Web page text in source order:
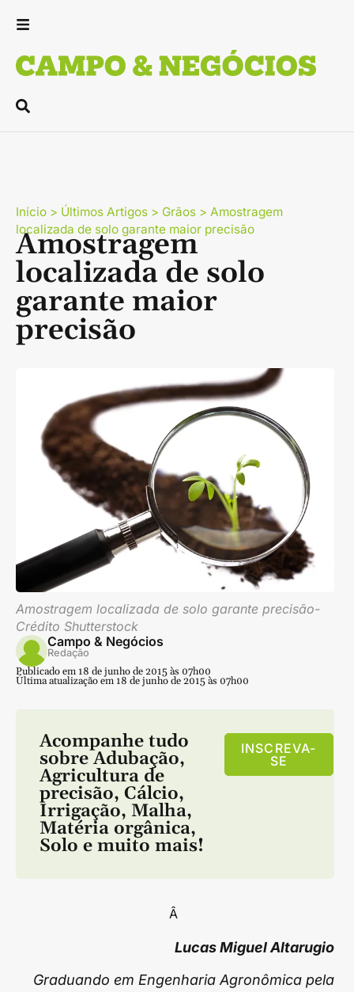
Início > Últimos Artigos > Grãos > Amostragem
localizada de solo garante maior precisão
Amostragem
localizada de solo
garante maior
precisão
Amostragem localizada de solo garante precisão-
Crédito Shutterstock
Campo & Negócios
Redação
Publicado em 18 de junho de 2015 às 07h00
Última atualização em 18 de junho de 2015 às 07h00
Acompanhe tudo
sobre Adubação,
Agricultura de
precisão, Cálcio,
Irrigação, Malha,
Matéria orgânica,
Solo e muito mais!
INSCREVA-
SE
Â
Lucas Miguel Altarugio
Graduando em Engenharia Agronômica pela